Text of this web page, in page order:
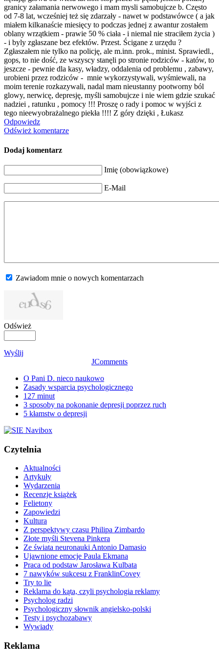
granicy załamania nerwowego i mam mysli samobujcze b. Często
od 7-8 lat, wcześniej też się zdarzały - nawet w podstawówce ( a jak
miałem kilkanaście miesięcy to podczas jednej z awantur zostałem
oblany wrzątkiem - prawie 50 % ciała - i niemal nie straciłem życia )
- i byly zgłaszane bez efektów. Przest. Ścigane z urzędu ?
Zgłaszałem nie tylko na policję, ale m.inn. prok., minist. Sprawiedl.,
gops, to nie dość, ze wszyscy stanęli po stronie rodziców - katów, to
jeszcze - pewnie dla kasy, władzy, oddalenia od problemu , zabawy,
urobieni przez rodziców - mnie wykorzystywali, wyśmiewali, na
moim terenie rozkazywali, nadal mam nieustanny pootworny ból
glowy, nerwicę, depresję, myśli samobujcze i nie wiem gdzie szukać
nadziei , ratunku , pomocy !!! Proszę o rady i pomoc w wyjści z
tego nieewyobrażalnego piekła !!!! Z góry dzięki , Łukasz
Odpowiedz
Odśwież komentarze
Dodaj komentarz
Imię (obowiązkowe)
E-Mail
Zawiadom mnie o nowych komentarzach
Odśwież
Wyślij
JComments
O Pani D. nieco naukowo
Zasady wsparcia psychologicznego
127 minut
3 sposoby na pokonanie depresji poprzez ruch
5 kłamstw o depresji
Czytelnia
Aktualności
Artykuły
Wydarzenia
Recenzje książek
Felietony
Zapowiedzi
Kultura
Z perspektywy czasu Philipa Zimbardo
Złote myśli Stevena Pinkera
Ze świata neuronauki Antonio Damasio
Ujawnione emocje Paula Ekmana
Praca od podstaw Jarosława Kulbata
7 nawyków sukcesu z FranklinCovey
Try to lie
Reklama do kąta, czyli psychologia reklamy
Psycholog radzi
Psychologiczny słownik angielsko-polski
Testy i psychozabawy
Wywiady
Reklama